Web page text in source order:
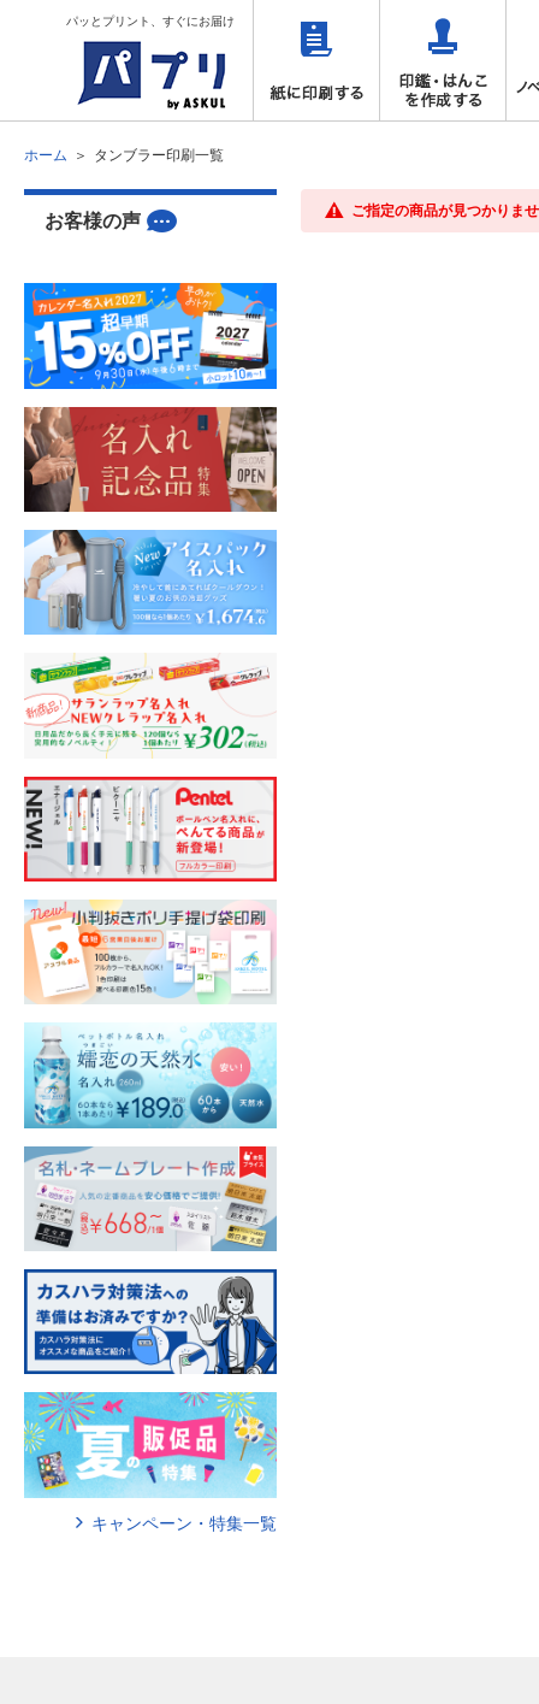
パッとプリント、すぐにお届け
ホーム タンブラー印刷一覧
ご指定の商品が見つかりま
お客様の声
キャンペーン・特集一覧